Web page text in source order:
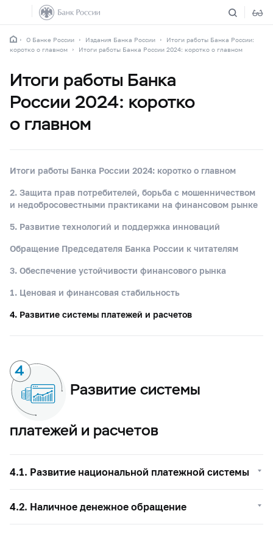
О Банке России Издания Банка России
Итоги работы Банка России:
коротко о главном
Итоги работы Банка России 2024: коротко о главном
Итоги работы Банка
России 2024: коротко
о главном
Итоги работы Банка России 2024: коротко о главном
2. Защита прав потребителей, борьба с мошенничеством
и недобросовестными практиками на финансовом рынке
5. Развитие технологий и поддержка инноваций
Обращение Председателя Банка России к читателям
3. Обеспечение устойчивости финансового рынка
1. Ценовая и финансовая стабильность
4. Развитие системы платежей и расчетов
Развитие системы
платежей и расчетов
4.1. Развитие национальной платежной системы
4.2. Наличное денежное обращение